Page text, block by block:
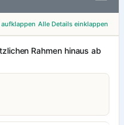
Alle Details einklappen
Rahmen hinaus ab